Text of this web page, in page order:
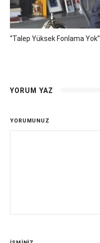
“Talep Yüksek Fonlama Yok”
YORUM YAZ
YORUMUNUZ